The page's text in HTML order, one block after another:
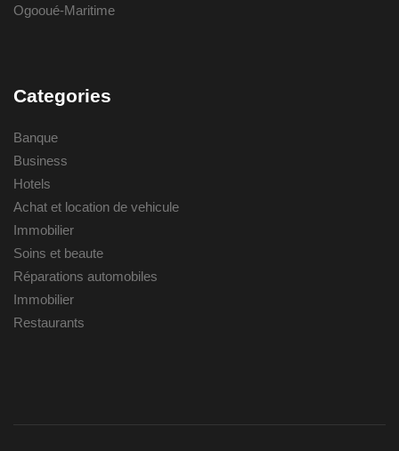
Ogooué-Maritime
Categories
Banque
Business
Hotels
Achat et location de vehicule
Immobilier
Soins et beaute
Réparations automobiles
Immobilier
Restaurants